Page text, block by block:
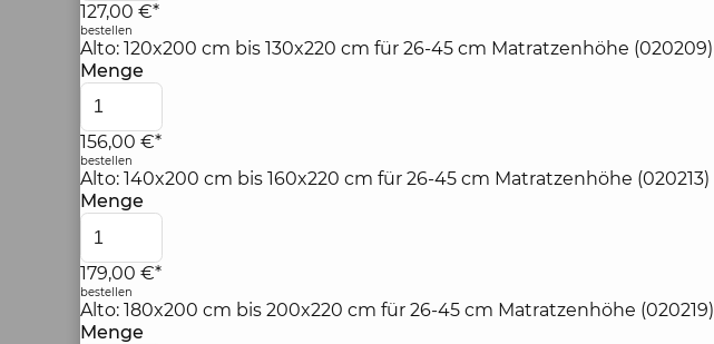
127,00 €*
bestellen
Alto: 120x200 cm bis 130x220 cm für 26-45 cm Matratzenhöhe (020209)
Menge
156,00 €*
bestellen
Alto: 140x200 cm bis 160x220 cm für 26-45 cm Matratzenhöhe (020213)
Menge
179,00 €*
bestellen
Alto: 180x200 cm bis 200x220 cm für 26-45 cm Matratzenhöhe (020219)
Menge